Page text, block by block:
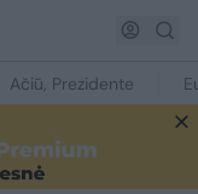
Ačiū, Prezidente